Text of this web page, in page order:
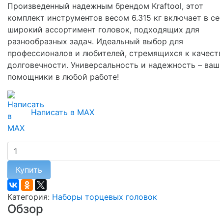
Произведенный надежным брендом Kraftool, этот
комплект инструментов весом 6.315 кг включает в
широкий ассортимент головок, подходящих для
разнообразных задач. Идеальный выбор для
профессионалов и любителей, стремящихся к
долговечности. Универсальность и надежность –
помощники в любой работе!
Написать в MAX
Купить
Категория: Наборы торцевых головок
Обзор